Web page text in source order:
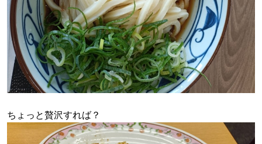
ちょっと贅沢すれば？